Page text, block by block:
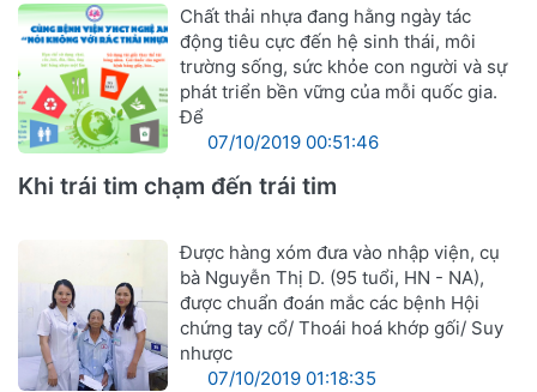
Chất thải nhựa đang hằng ngày tác
động tiêu cực đến hệ sinh thái, môi
trường sống, sức khỏe con người và sự
phát triển bền vững của mỗi quốc gia.
Để
07/10/2019 00:51:46
Khi trái tim chạm đến trái tim
Được hàng xóm đưa vào nhập viện, cụ
bà Nguyễn Thị D. (95 tuổi, HN - NA),
được chuẩn đoán mắc các bệnh Hội
chứng tay cổ/ Thoái hoá khớp gối/ Suy
nhược
07/10/2019 01:18:35